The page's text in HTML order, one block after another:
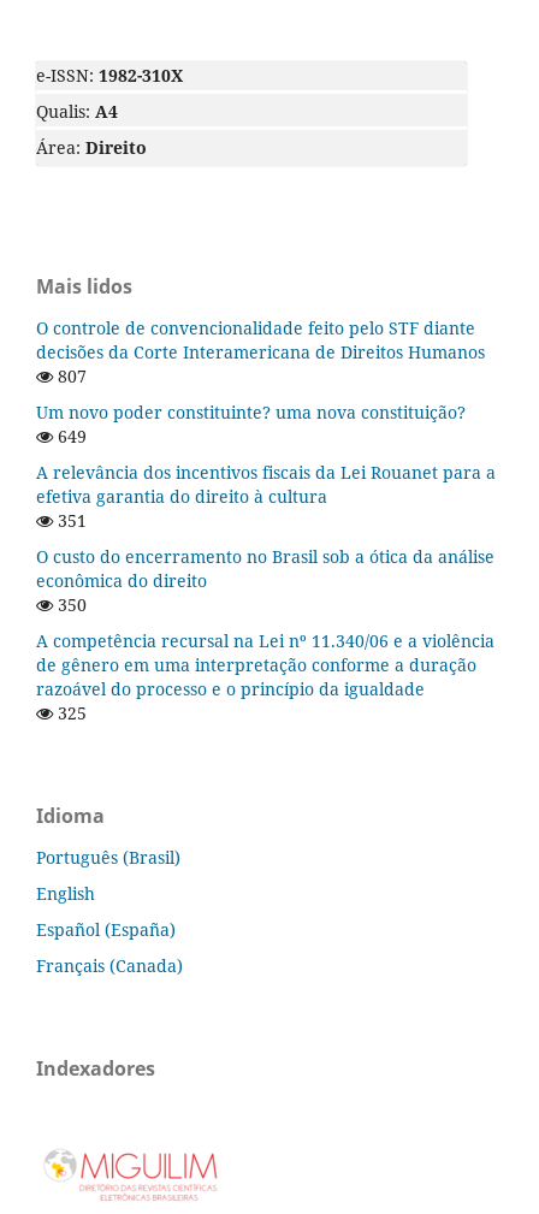
e-ISSN: 1982-310X
Qualis: A4
Área: Direito
Mais lidos
O controle de convencionalidade feito pelo STF diante
decisões da Corte Interamericana de Direitos Humanos
807
Um novo poder constituinte? uma nova constituição?
649
A relevância dos incentivos fiscais da Lei Rouanet para a
efetiva garantia do direito à cultura
351
O custo do encerramento no Brasil sob a ótica da análise
econômica do direito
350
A competência recursal na Lei nº 11.340/06 e a violência
de gênero em uma interpretação conforme a duração
razoável do processo e o princípio da igualdade
325
Idioma
Português (Brasil)
English
Español (España)
Français (Canada)
Indexadores